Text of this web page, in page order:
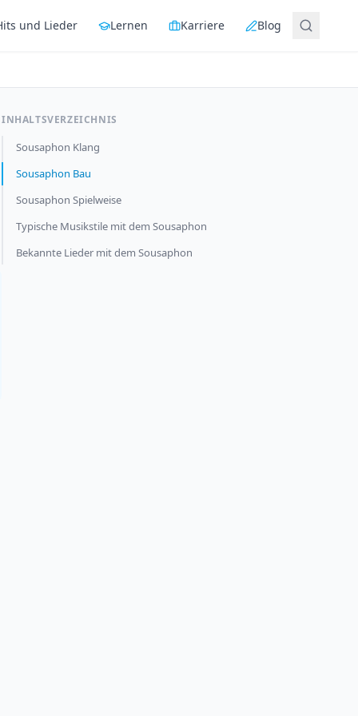
und Lieder Lernen Karriere Blog
INHALTSVERZEICHNIS
Sousaphon Klang
Sousaphon Bau
Sousaphon Spielweise
Typische Musikstile mit dem Sousaphon
Bekannte Lieder mit dem Sousaphon